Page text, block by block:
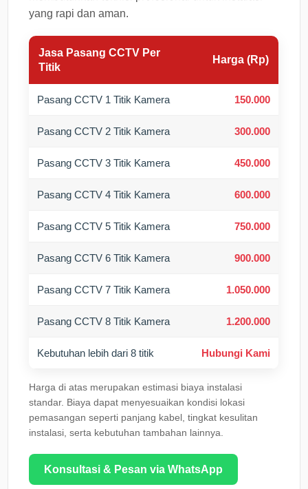
yang rapi dan aman.
Jasa Pasang CCTV Per
Titik
Harga (Rp)
Pasang CCTV 1 Titik Kamera 150.000
Pasang CCTV 2 Titik Kamera 300.000
Pasang CCTV 3 Titik Kamera 450.000
Pasang CCTV 4 Titik Kamera 600.000
Pasang CCTV 5 Titik Kamera 750.000
Pasang CCTV 6 Titik Kamera 900.000
Pasang CCTV 7 Titik Kamera 1.050.000
Pasang CCTV 8 Titik Kamera 1.200.000
Kebutuhan lebih dari 8 titik Hubungi Kami
Harga di atas merupakan estimasi biaya instalasi
standar. Biaya dapat menyesuaikan kondisi lokasi
pemasangan seperti panjang kabel, tingkat kesulitan
instalasi, serta kebutuhan tambahan lainnya.
Konsultasi & Pesan via WhatsApp